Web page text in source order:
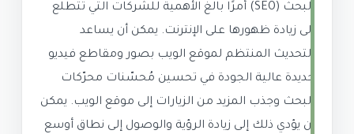
البحث (SEO) أمرًا بالغ الأهمية للشركات التي تتطلع
إلى زيادة ظهورها على الإنترنت. يمكن أن يساعد
التحديث المنتظم لموقع الويب بصور ومقاطع فيديو
جديدة عالية الجودة في تحسين مُحسّنات محرّكات
البحث وجذب المزيد من الزيارات إلى موقع الويب. يمكن
أن يؤدي ذلك إلى زيادة الرؤية والوصول إلى نطاق أوسع